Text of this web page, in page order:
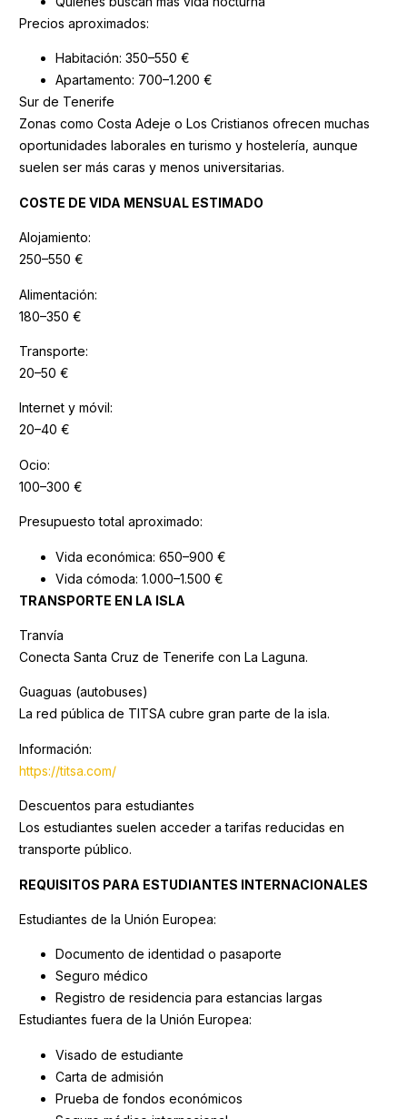
Precios aproximados:
Habitación: 350–550 €
Apartamento: 700–1.200 €
Sur de Tenerife
Zonas como Costa Adeje o Los Cristianos ofrecen muchas
oportunidades laborales en turismo y hostelería, aunque
suelen ser más caras y menos universitarias.
COSTE DE VIDA MENSUAL ESTIMADO
Alojamiento:
250–550 €
Alimentación:
180–350 €
Transporte:
20–50 €
Internet y móvil:
20–40 €
Ocio:
100–300 €
Presupuesto total aproximado:
Vida económica: 650–900 €
Vida cómoda: 1.000–1.500 €
TRANSPORTE EN LA ISLA
Tranvía
Conecta Santa Cruz de Tenerife con La Laguna.
Guaguas (autobuses)
La red pública de TITSA cubre gran parte de la isla.
Información:
https://titsa.com/
Descuentos para estudiantes
Los estudiantes suelen acceder a tarifas reducidas en
transporte público.
REQUISITOS PARA ESTUDIANTES INTERNACIONALES
Estudiantes de la Unión Europea:
Documento de identidad o pasaporte
Seguro médico
Registro de residencia para estancias largas
Estudiantes fuera de la Unión Europea:
Visado de estudiante
Carta de admisión
Prueba de fondos económicos